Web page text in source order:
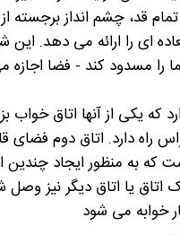
قد، چشم انداز برجسته
ای را ارائه می دهد.
را مسدود کند - فضا
که یکی از آنها اتاق
راه دارد. اتاق دوم
به منظور ایجاد چندین
یا اتاق دیگر نیز وصل
خوابه می شود